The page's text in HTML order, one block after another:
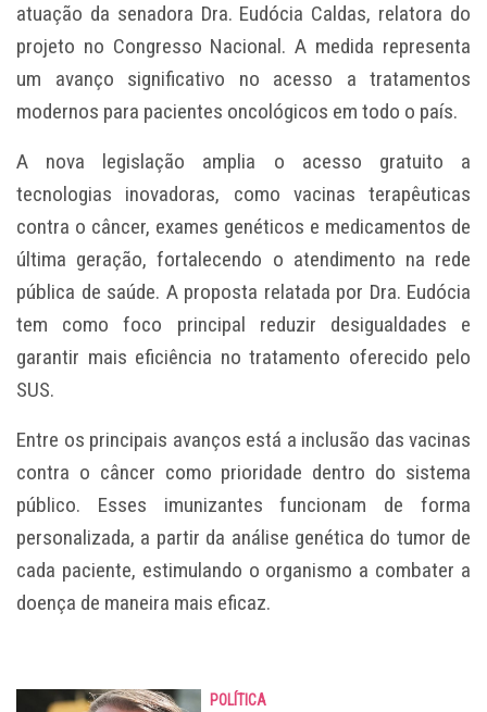
atuação da senadora Dra. Eudócia Caldas, relatora do
projeto no Congresso Nacional. A medida representa
um avanço significativo no acesso a tratamentos
modernos para pacientes oncológicos em todo o país.
A nova legislação amplia o acesso gratuito a
tecnologias inovadoras, como vacinas terapêuticas
contra o câncer, exames genéticos e medicamentos de
última geração, fortalecendo o atendimento na rede
pública de saúde. A proposta relatada por Dra. Eudócia
tem como foco principal reduzir desigualdades e
garantir mais eficiência no tratamento oferecido pelo
SUS.
Entre os principais avanços está a inclusão das vacinas
contra o câncer como prioridade dentro do sistema
público. Esses imunizantes funcionam de forma
personalizada, a partir da análise genética do tumor de
cada paciente, estimulando o organismo a combater a
doença de maneira mais eficaz.
POLÍTICA